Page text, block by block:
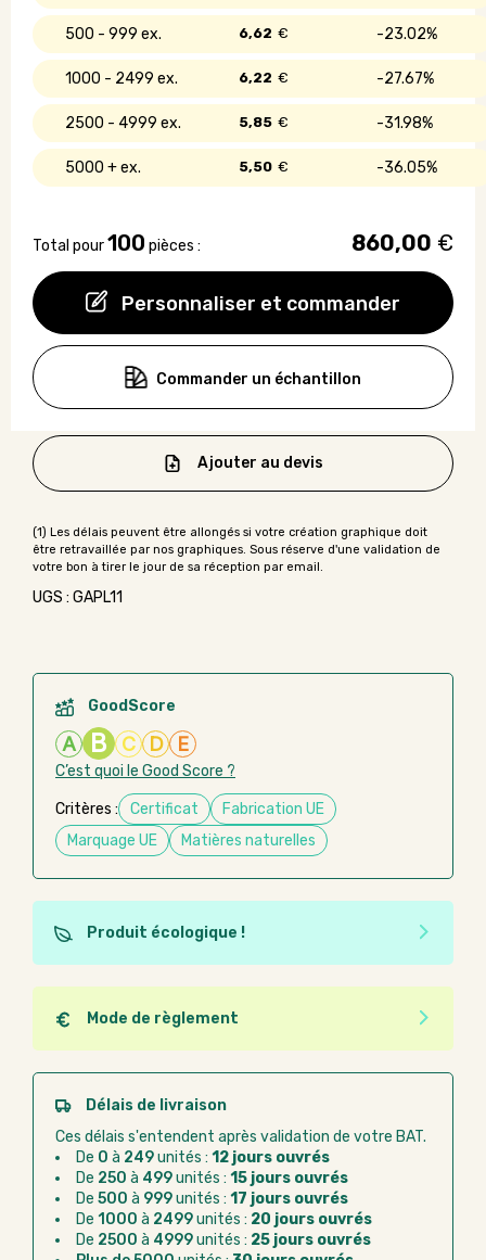
Personnaliser et commander
500 - 999 23.02%
6,62 €
1000 - 2499 27.67%
6,22 €
2500 - 4999 31.98%
5,85 €
5000 + 36.05%
5,50 €
Total pour100 pièces : 860,00 €
Commander un échantillon
Ajouter au devis
UGS : GAPL11
GoodScore
A B C D E
C’est quoi le Good Score ?
Critères : Certificat
Fabrication UE
Marquage UE
Matières naturelles
Produit écologique !
Ce produit est éco-conçu, il a été fabriqué à partir de
matériaux recyclés ou recyclables. Ces produits
peuvent plus facilement obtenir une seconde vie
après utilisation. L'origine de fabrication du produit
n'entre pas dans les critères d'éco-conception.
Mode de règlement
Quel que soit le mode de règlement, vous pouvez
passer commande en ligne sur Good Act.
Paiement CB :paiement sécurisé par carte
Virement bancaire :règlement sur facture
après la commande
Chorus Pro :règlement par mandat
administratif après la commande
Délais de livraison
Ces délais s'entendent après validation de votre BAT.
De 0 à 249unités : 12 jours ouvrés
De 250 à 499unités : 15 jours ouvrés
De 500 à 999unités : 17 jours ouvrés
De 1000 à 2499unités : 20 jours ouvrés
De 2500 à 4999unités : 25 jours ouvrés